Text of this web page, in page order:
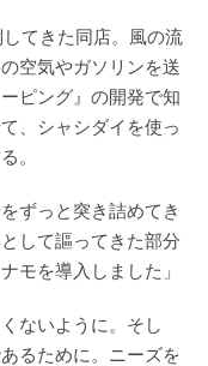
てきた同店。風の流
空気やガソリンを送
ピング』の開発で知
、シャシダイを使っ
。
ずっと突き詰めてき
して謳ってきた部分
モを導入しました」
ないように。そし
るために。ニーズを